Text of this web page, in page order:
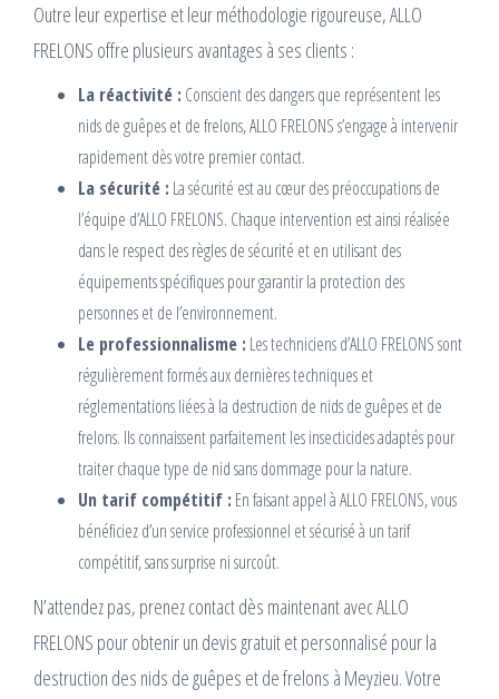
Outre leur expertise et leur méthodologie rigoureuse, ALLO
FRELONS offre plusieurs avantages à ses clients :
La réactivité : Conscient des dangers que représentent les
nids de guêpes et de frelons, ALLO FRELONS s’engage à intervenir
rapidement dès votre premier contact.
La sécurité : La sécurité est au cœur des préoccupations de
l’équipe d’ALLO FRELONS. Chaque intervention est ainsi réalisée
dans le respect des règles de sécurité et en utilisant des
équipements spécifiques pour garantir la protection des
personnes et de l’environnement.
Le professionnalisme : Les techniciens d’ALLO FRELONS sont
régulièrement formés aux dernières techniques et
réglementations liées à la destruction de nids de guêpes et de
frelons. Ils connaissent parfaitement les insecticides adaptés pour
traiter chaque type de nid sans dommage pour la nature.
Un tarif compétitif : En faisant appel à ALLO FRELONS, vous
bénéficiez d’un service professionnel et sécurisé à un tarif
compétitif, sans surprise ni surcoût.
N’attendez pas, prenez contact dès maintenant avec ALLO
FRELONS pour obtenir un devis gratuit et personnalisé pour la
destruction des nids de guêpes et de frelons à Meyzieu. Votre